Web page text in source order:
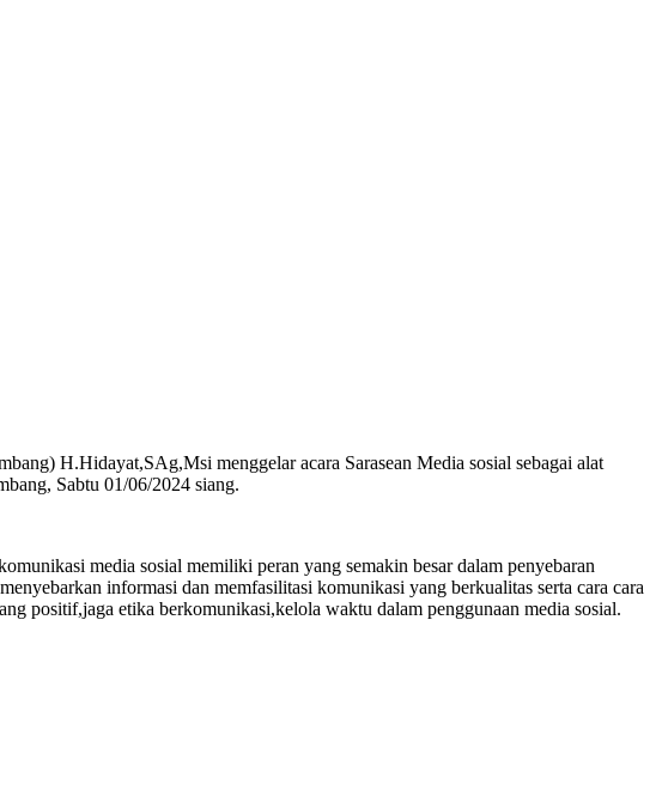
H.Hidayat,SAg,Msi menggelar acara Sarasean Media sosial sebagai alat
Sabtu 01/06/2024 siang.
media sosial memiliki peran yang semakin besar dalam penyebaran
informasi dan memfasilitasi komunikasi yang berkualitas serta cara cara
positif,jaga etika berkomunikasi,kelola waktu dalam penggunaan media sosial.